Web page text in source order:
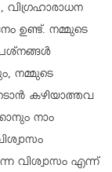
വിഗ്രഹാരാധന
ഉണ്ട്. നമ്മുടെ
നമ്മുടെ
കഴിയാത്തവ
നാം
വിശ്വാസം എന്ന്